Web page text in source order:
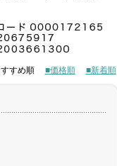
すすめ順 ■価格順 ■新着順